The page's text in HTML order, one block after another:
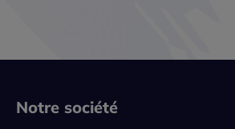
Notre société